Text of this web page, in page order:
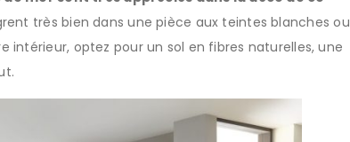
très bien dans une pièce aux teintes blanches ou
intérieur, optez pour un sol en fibres naturelles, une